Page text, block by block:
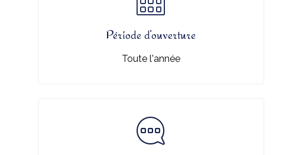
Période d’ouverture
Toute l'année